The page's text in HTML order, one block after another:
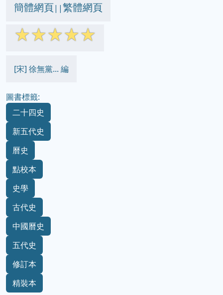
簡體網頁||繁體網頁
☆☆☆☆☆
[宋] 徐無黨... 編
圖書標籤:
二十四史
新五代史
曆史
點校本
史學
古代史
中國曆史
五代史
修訂本
精裝本